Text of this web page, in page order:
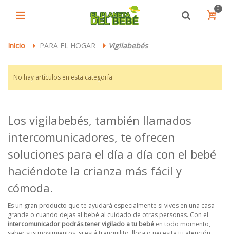
0
Inicio > PARA EL HOGAR > Vigilabebés
No hay artículos en esta categoría
Los vigilabebés, también llamados
intercomunicadores, te ofrecen
soluciones para el día a día con el bebé
haciéndote la crianza más fácil y
cómoda.
Es un gran producto que te ayudará especialmente si vives en una casa
grande o cuando dejas al bebé al cuidado de otras personas. Con el
intercomunicador podrás tener vigilado a tu bebé en todo momento,